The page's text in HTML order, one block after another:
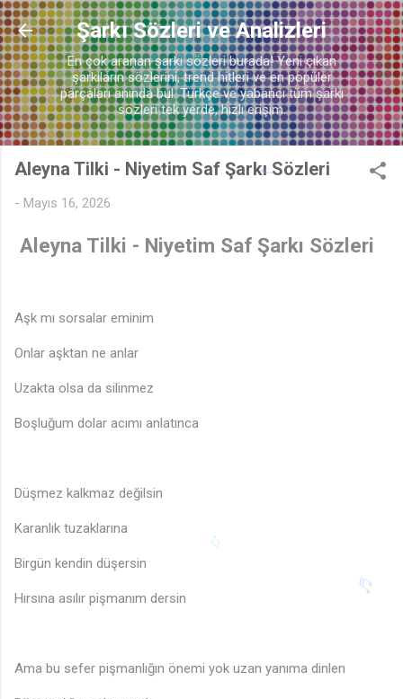
Ana içeriğe atla
Şarkı Sözleri ve Analizleri
En çok aranan şarkı sözleri burada! Yeni çıkan
şarkıların sözlerini, trend hitleri ve en popüler
parçaları anında bul. Türkçe ve yabancı tüm şarkı
sözleri tek yerde, hızlı erişim.
Aleyna Tilki - Niyetim Saf Şarkı Sözleri
- Mayıs 16, 2026
Aleyna Tilki - Niyetim Saf Şarkı Sözleri
Aşk mı sorsalar eminim
Onlar aşktan ne anlar
Uzakta olsa da silinmez
Boşluğum dolar acımı anlatınca
Düşmez kalkmaz değilsin
Karanlık tuzaklarına
Birgün kendin düşersin
Hırsına asılır pişmanım dersin
Ama bu sefer pişmanlığın önemi yok uzan yanıma dinlen
♬
🎵